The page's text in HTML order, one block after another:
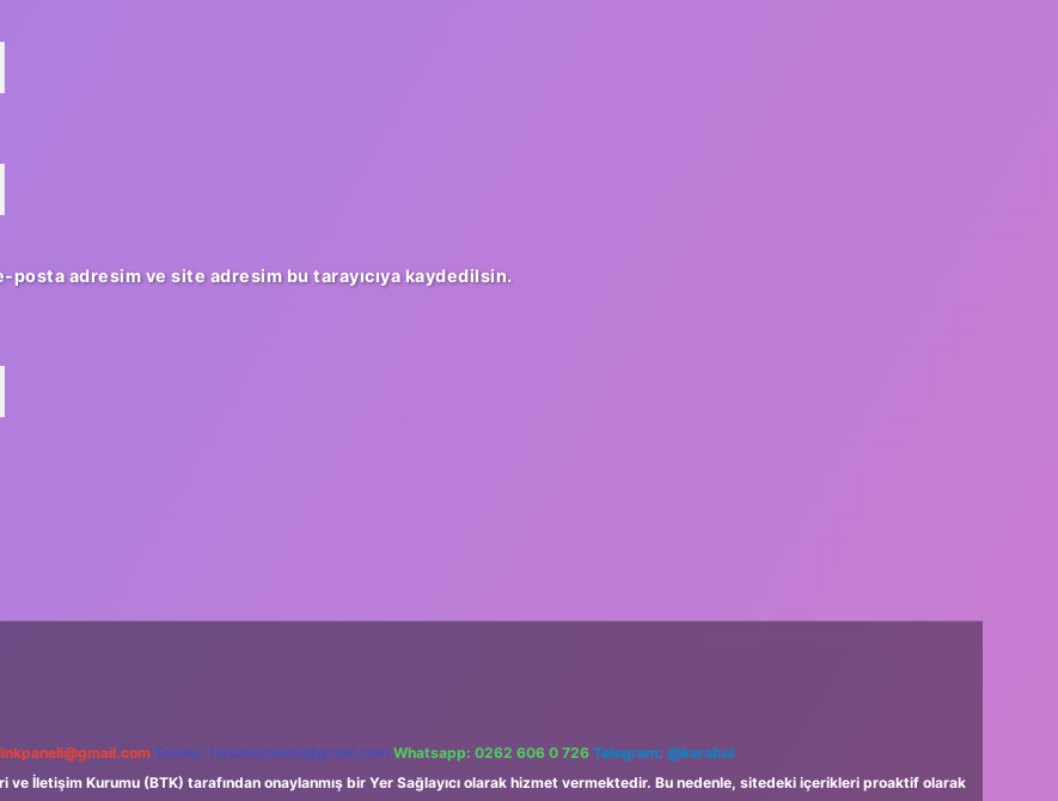
posta adresim ve site adresim bu tarayıcıya kaydedilsin.
Teams: forumhizmeti@gmail.com Whatsapp: 0262 606 0 726 Telegram: @karabul
ve İletişim Kurumu (BTK) tarafından onaylanmış bir Yer Sağlayıcı olarak hizmet vermektedir. Bu nedenle, sitedeki içerikleri proaktif olarak